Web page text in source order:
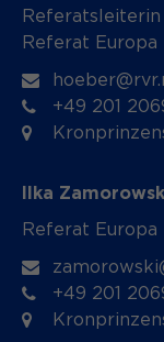
Referat Europa
+49 201
Ilka
Referat Europa
+49 201